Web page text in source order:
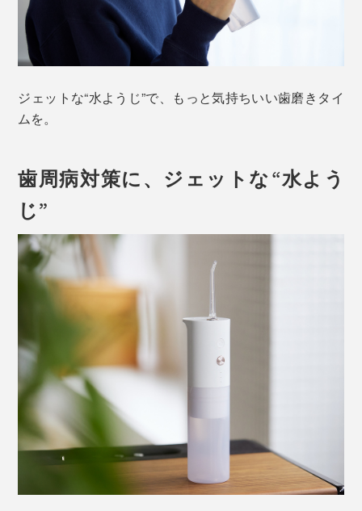
ジェットな“水ようじ”で、もっと気持ちいい歯磨きタイ
ムを。
歯周病対策に、ジェットな“水よう
じ”